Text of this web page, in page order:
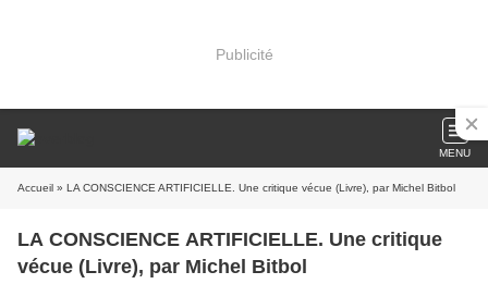
Publicité
MENU
Accueil » LA CONSCIENCE ARTIFICIELLE. Une critique vécue (Livre), par Michel Bitbol
LA CONSCIENCE ARTIFICIELLE. Une critique
vécue (Livre), par Michel Bitbol